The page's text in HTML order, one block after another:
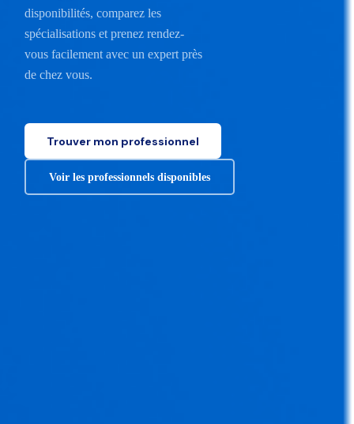
disponibilités, comparez les
spécialisations et prenez rendez-
vous facilement avec un expert près
de chez vous.
Trouver mon professionnel
Voir les professionnels disponibles